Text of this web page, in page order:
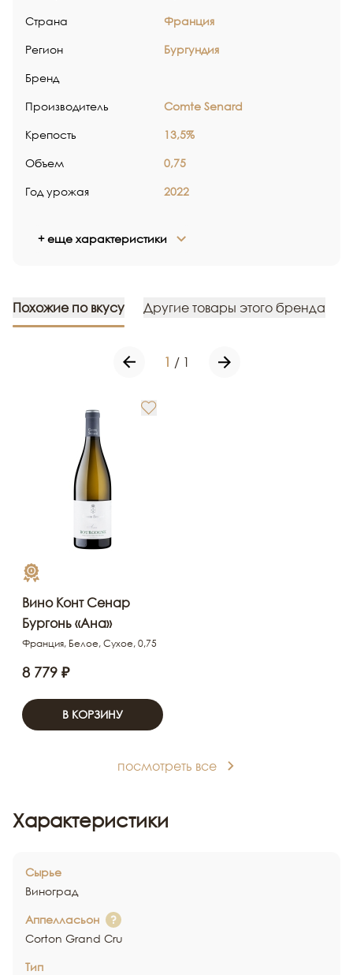
Страна Франция
Регион Бургундия
Бренд
Производитель Comte Senard
Крепость 13,5%
Объем 0,75
Год урожая 2022
+ еще характеристики
Похожие по вкусу Другие товары этого бренда
1 / 1
Вино Конт Сенар
Бургонь «Ана»
Франция, Белое, Сухое, 0,75
8 779 ₽
В КОРЗИНУ
посмотреть все
Характеристики
Сырье
Виноград
Аппелласьон
Corton Grand Cru
Тип